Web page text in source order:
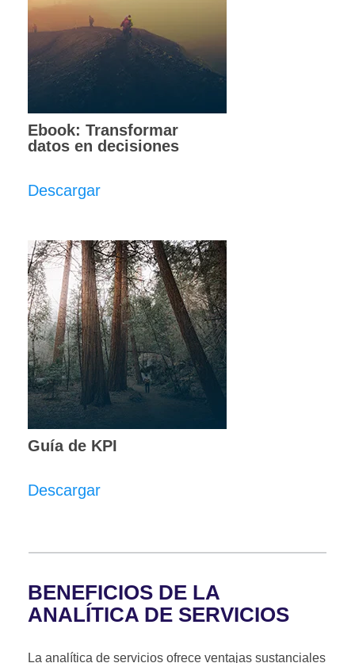
Ebook: Transformar
datos en decisiones
Descargar
Guía de KPI
Descargar
BENEFICIOS DE LA
ANALÍTICA DE SERVICIOS
La analítica de servicios ofrece ventajas sustanciales